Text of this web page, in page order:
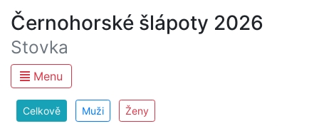
Černohorské šlápoty 2026
Stovka
Menu
Celkově Muži Ženy